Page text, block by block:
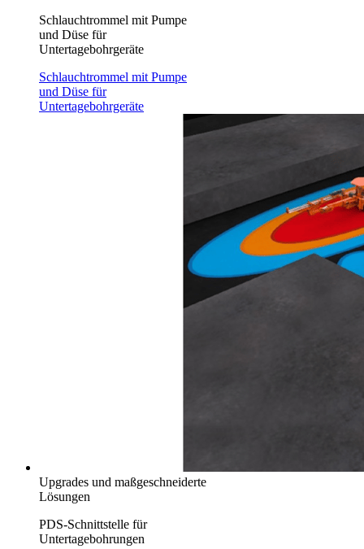
Schlauchtrommel mit Pumpe
und Düse für
Untertagebohrgeräte
Schlauchtrommel mit Pumpe
und Düse für
Untertagebohrgeräte
Upgrades und maßgeschneiderte
Lösungen
PDS-Schnittstelle für
Untertagebohrungen